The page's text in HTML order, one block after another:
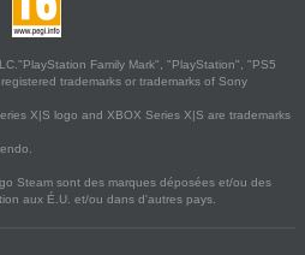
Family Mark", "PlayStation", "PS5
trademarks or trademarks of Sony
X|S logo and XBOX Series X|S are trademarks
Steam sont des marques déposées et/ou des
aux É.U. et/ou dans d'autres pays.